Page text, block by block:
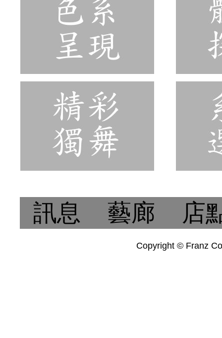
訊息 藝廊 店
Copyright © Franz